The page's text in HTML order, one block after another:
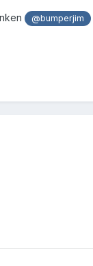
@bumperjim